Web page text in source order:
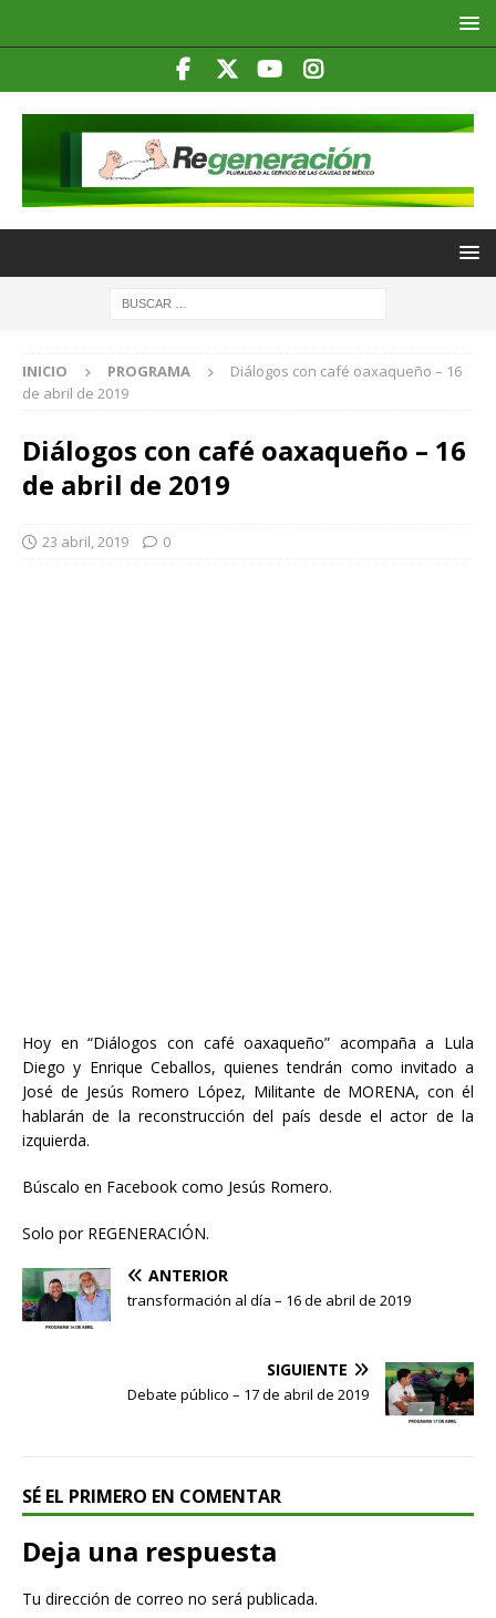
INICIO PROGRAMA
Diálogos con café oaxaqueño – 16
de abril de 2019
Diálogos con café oaxaqueño – 16
de abril de 2019
23 abril, 2019 0
Hoy en “Diálogos con café oaxaqueño” acompaña a Lula
Diego y Enrique Ceballos, quienes tendrán como invitado a
José de Jesús Romero López, Militante de MORENA, con él
hablarán de la reconstrucción del país desde el actor de la
izquierda.
Búscalo en Facebook como Jesús Romero.
Solo por REGENERACIÓN.
ANTERIOR
transformación al día – 16 de abril de 2019
SIGUIENTE
Debate público – 17 de abril de 2019
SÉ EL PRIMERO EN COMENTAR
Deja una respuesta
Tu dirección de correo no será publicada.